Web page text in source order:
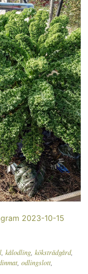
2023-10-15
, kålodling, köksträdgård,
, odlingslott,